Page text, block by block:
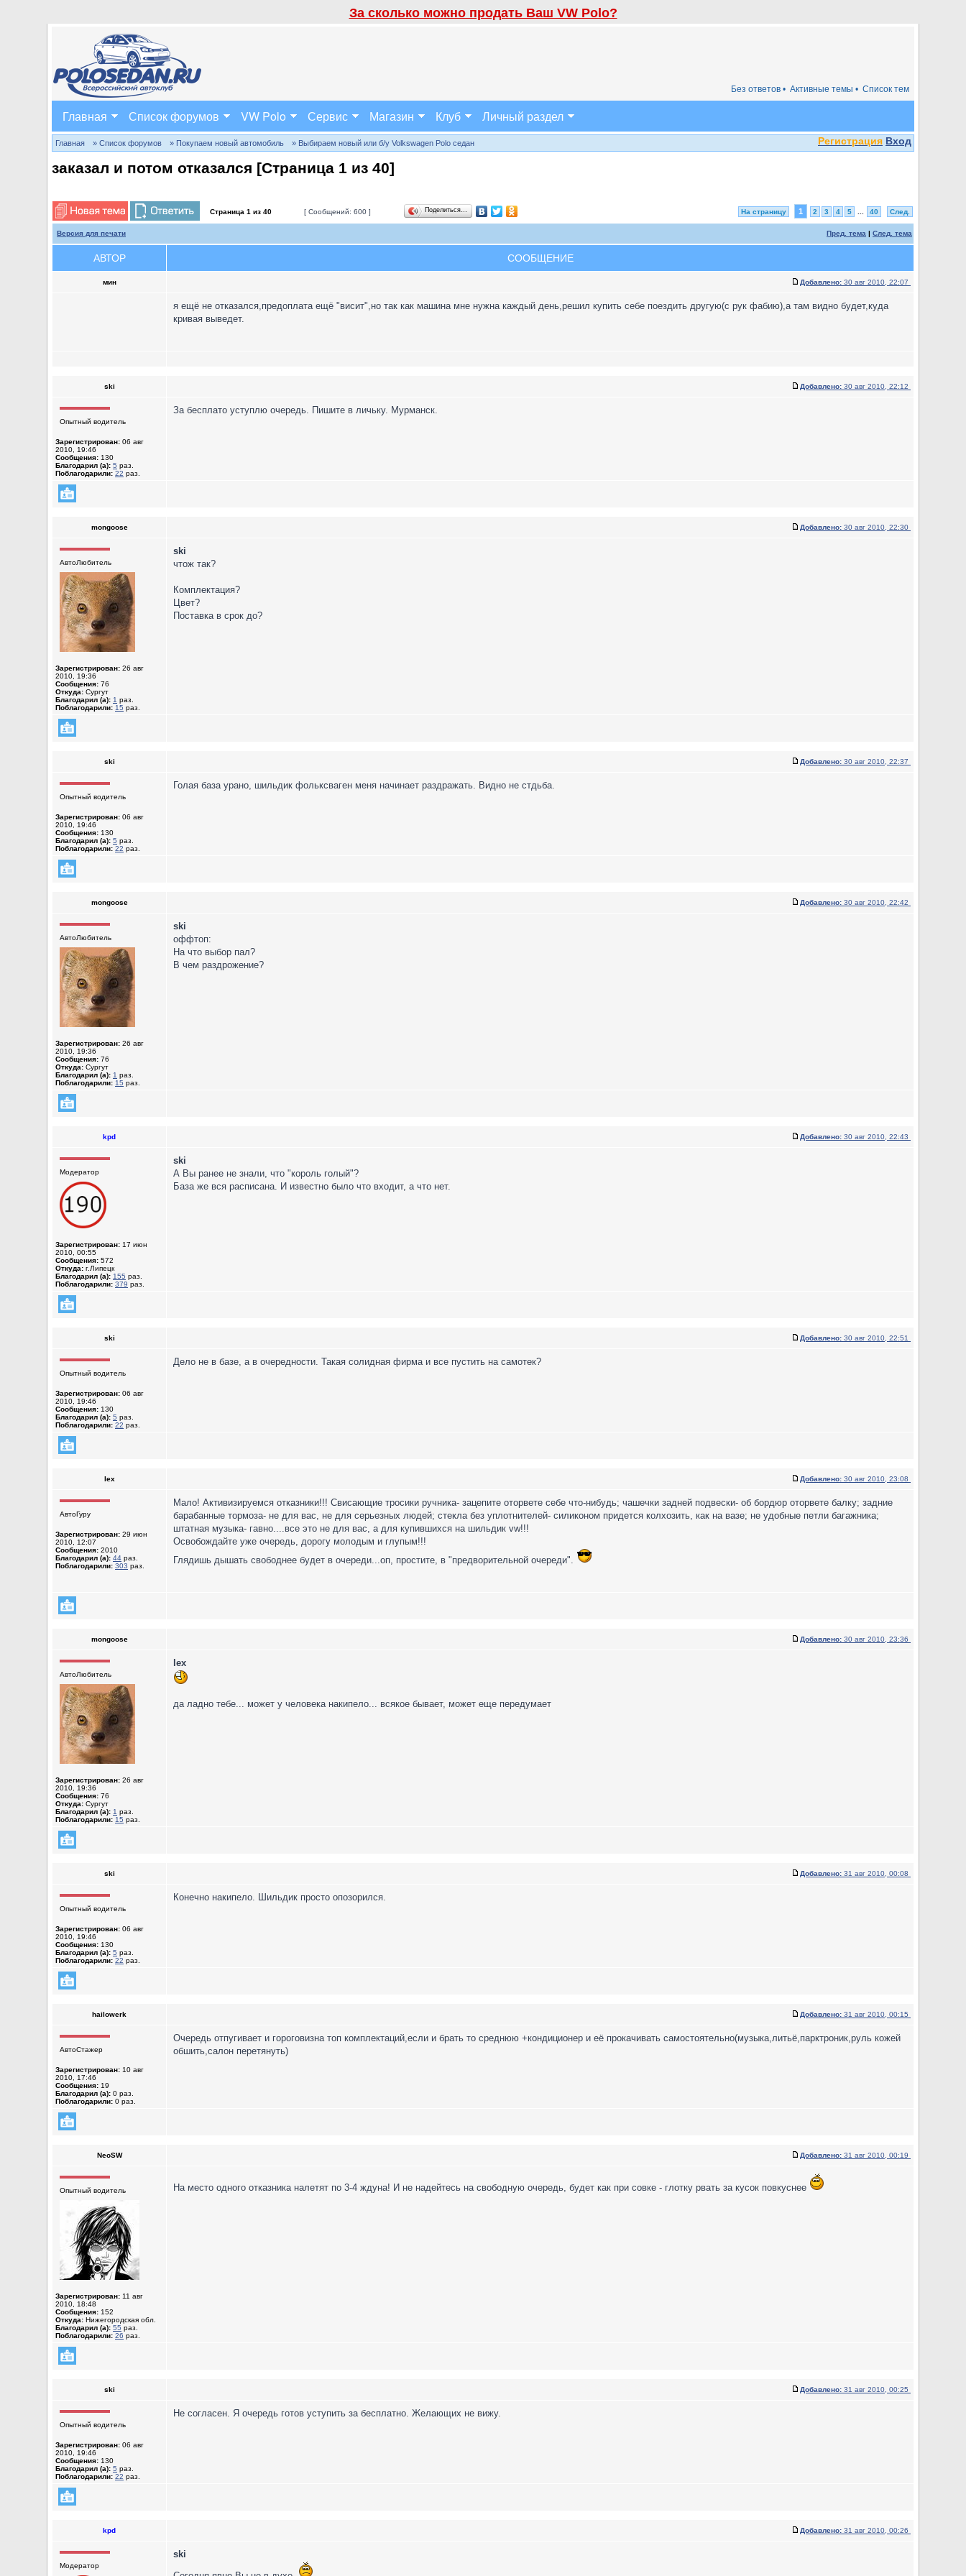
За сколько можно продать Ваш VW Polo?
Список тем
Активные темы •
Без ответов •
Главная Список форумов VW Polo Сервис Магазин Клуб Личный раздел
Регистрация Вход
Главная » Список форумов » Покупаем новый автомобиль » Выбираем новый или б/у Volkswagen Polo седан
заказал и потом отказался [Страница 1 из 40]
Страница 1 из 40 [ Сообщений: 600 ] Поделиться… На страницу 1 2 3 4 5 40 След.
Версия для печати Пред. тема | След. тема
АВТОР СООБЩЕНИЕ
мин Добавлено: 30 авг 2010, 22:07
я ещё не отказался,предоплата ещё "висит",но так как машина мне нужна каждый день,решил купить себе поездить другую(с рук фабию),а там видно будет,куда
кривая выведет.
ski Добавлено: 30 авг 2010, 22:12
Опытный водитель
Зарегистрирован: 06 авг
2010, 19:46
Сообщения: 130
Благодарил (а): 5 раз.
Поблагодарили: 22 раз.
За бесплато уступлю очередь. Пишите в личьку. Мурманск.
mongoose Добавлено: 30 авг 2010, 22:30
АвтоЛюбитель
Зарегистрирован: 26 авг
2010, 19:36
Сообщения: 76
Откуда: Сургут
Благодарил (а): 1 раз.
Поблагодарили: 15 раз.
ski
чтож так?
Комплектация?
Цвет?
Поставка в срок до?
ski Добавлено: 30 авг 2010, 22:37
Опытный водитель
Зарегистрирован: 06 авг
2010, 19:46
Сообщения: 130
Благодарил (а): 5 раз.
Поблагодарили: 22 раз.
Голая база урано, шильдик фольксваген меня начинает раздражать. Видно не стдьба.
mongoose Добавлено: 30 авг 2010, 22:42
АвтоЛюбитель
Зарегистрирован: 26 авг
2010, 19:36
Сообщения: 76
Откуда: Сургут
Благодарил (а): 1 раз.
Поблагодарили: 15 раз.
ski
оффтоп:
На что выбор пал?
В чем раздрожение?
kpd Добавлено: 30 авг 2010, 22:43
Модератор
Зарегистрирован: 17 июн
2010, 00:55
Сообщения: 572
Откуда: г.Липецк
Благодарил (а): 155 раз.
Поблагодарили: 379 раз.
ski
А Вы ранее не знали, что "король голый"?
База же вся расписана. И известно было что входит, а что нет.
ski Добавлено: 30 авг 2010, 22:51
Опытный водитель
Зарегистрирован: 06 авг
2010, 19:46
Сообщения: 130
Благодарил (а): 5 раз.
Поблагодарили: 22 раз.
Дело не в базе, а в очередности. Такая солидная фирма и все пустить на самотек?
lex Добавлено: 30 авг 2010, 23:08
АвтоГуру
Зарегистрирован: 29 июн
2010, 12:07
Сообщения: 2010
Благодарил (а): 44 раз.
Поблагодарили: 303 раз.
Мало! Активизируемся отказники!!! Свисающие тросики ручника- зацепите оторвете себе что-нибудь; чашечки задней подвески- об бордюр оторвете балку; задние
барабанные тормоза- не для вас, не для серьезных людей; стекла без уплотнителей- силиконом придется колхозить, как на вазе; не удобные петли багажника;
штатная музыка- гавно....все это не для вас, а для купившихся на шильдик vw!!!
Освобождайте уже очередь, дорогу молодым и глупым!!!
Глядишь дышать свободнее будет в очереди...оп, простите, в "предворительной очереди".
mongoose Добавлено: 30 авг 2010, 23:36
АвтоЛюбитель
Зарегистрирован: 26 авг
2010, 19:36
Сообщения: 76
Откуда: Сургут
Благодарил (а): 1 раз.
Поблагодарили: 15 раз.
lex
да ладно тебе... может у человека накипело... всякое бывает, может еще передумает
ski Добавлено: 31 авг 2010, 00:08
Опытный водитель
Зарегистрирован: 06 авг
2010, 19:46
Сообщения: 130
Благодарил (а): 5 раз.
Поблагодарили: 22 раз.
Конечно накипело. Шильдик просто опозорился.
hailowerk Добавлено: 31 авг 2010, 00:15
АвтоСтажер
Зарегистрирован: 10 авг
2010, 17:46
Сообщения: 19
Благодарил (а): 0 раз.
Поблагодарили: 0 раз.
Очередь отпугивает и гороговизна топ комплектаций,если и брать то среднюю +кондиционер и её прокачивать самостоятельно(музыка,литьё,парктроник,руль кожей
обшить,салон перетянуть)
NeoSW Добавлено: 31 авг 2010, 00:19
Опытный водитель
Зарегистрирован: 11 авг
2010, 18:48
Сообщения: 152
Откуда: Нижегородская обл.
Благодарил (а): 55 раз.
Поблагодарили: 26 раз.
На место одного отказника налетят по 3-4 ждуна! И не надейтесь на свободную очередь, будет как при совке - глотку рвать за кусок повкуснее
ski Добавлено: 31 авг 2010, 00:25
Опытный водитель
Зарегистрирован: 06 авг
2010, 19:46
Сообщения: 130
Благодарил (а): 5 раз.
Поблагодарили: 22 раз.
Не согласен. Я очередь готов уступить за бесплатно. Желающих не вижу.
kpd Добавлено: 31 авг 2010, 00:26
Модератор
ski